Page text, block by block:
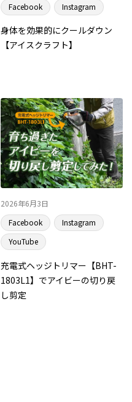
Facebook
Instagram
身体を効果的にクールダウン
【アイスクラフト】
2026年6月3日
Facebook
Instagram
YouTube
充電式ヘッジトリマー【BHT-
1803L1】でアイビーの切り戻
し剪定